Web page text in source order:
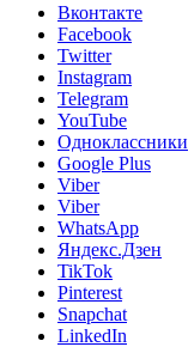
Вконтакте
Facebook
Twitter
Instagram
Telegram
YouTube
Одноклассники
Google Plus
Viber
Viber
WhatsApp
Яндекс.Дзен
TikTok
Pinterest
Snapchat
LinkedIn